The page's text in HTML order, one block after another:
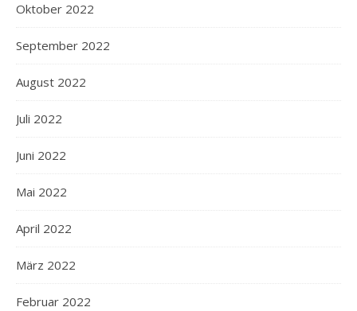
Oktober 2022
September 2022
August 2022
Juli 2022
Juni 2022
Mai 2022
April 2022
März 2022
Februar 2022